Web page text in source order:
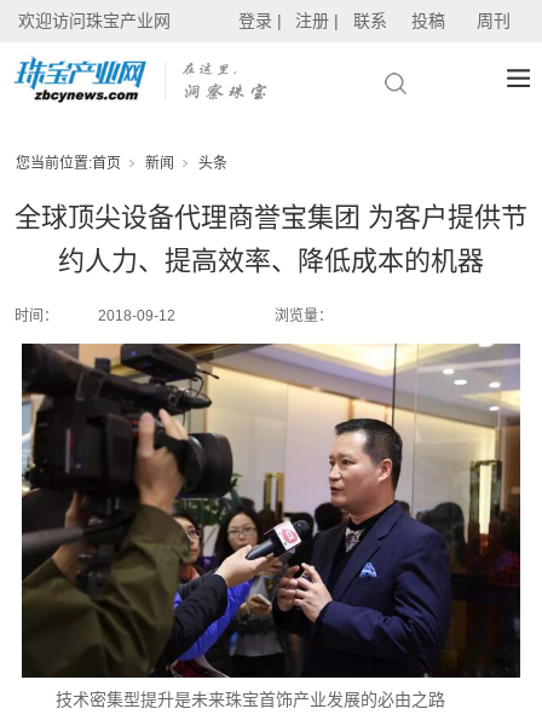
欢迎访问珠宝产业网 登录 | 注册 | 联系 投稿 周刊
您当前位置:首页 新闻 头条
全球顶尖设备代理商誉宝集团 为客户提供节
约人力、提高效率、降低成本的机器
时间： 2018-09-12 浏览量：
技术密集型提升是未来珠宝首饰产业发展的必由之路